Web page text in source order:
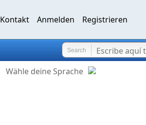
Kontakt Anmelden Registrieren
Search
Wähle deine Sprache